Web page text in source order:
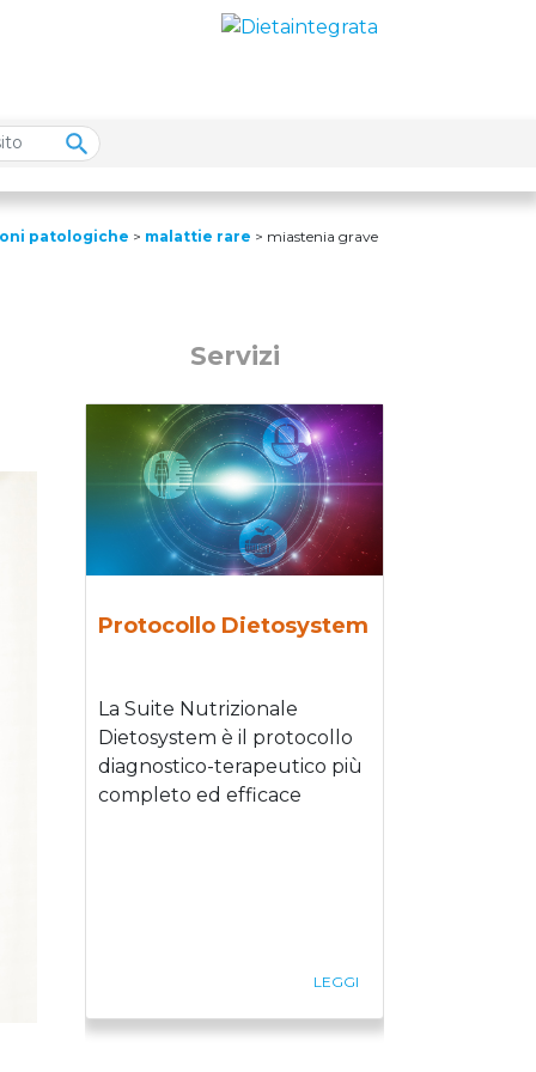
patologiche > malattie rare > miastenia grave
Servizi
Protocollo Dietosystem
La Suite Nutrizionale
Dietosystem è il protocollo
diagnostico-terapeutico più
completo ed efficace
LEGGI